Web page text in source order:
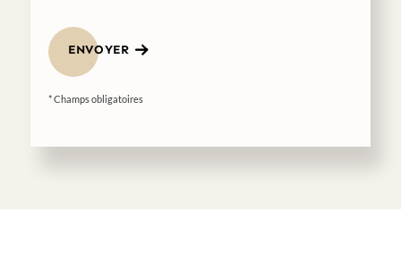
ENVOYER
* Champs obligatoires